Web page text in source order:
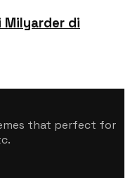
Milyarder di
that perfect for